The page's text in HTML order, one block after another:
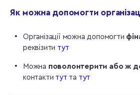
Як можна допомогти
Організації можна допомогти
реквізити тут
Можна поволонтерити або ж
контакти тут та тут